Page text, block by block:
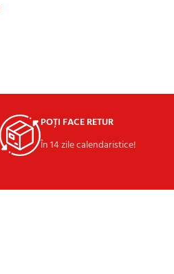
POȚI FACE RETUR
În 14 zile calendaristice!